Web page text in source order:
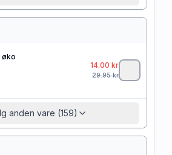
øko
14.00 kr
29.95kr
anden vare (159)